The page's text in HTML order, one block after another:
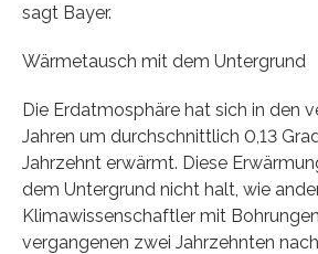
sagt Bayer.
Wärmetausch mit dem Untergrund
Die Erdatmosphäre hat sich in den
Jahren um durchschnittlich 0,13
Jahrzehnt erwärmt. Diese
dem Untergrund nicht halt, wie
Klimawissenschaftler mit
vergangenen zwei Jahrzehnten